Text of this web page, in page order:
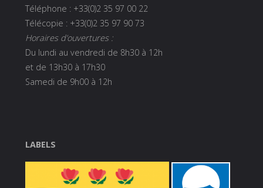
Téléphone : +33(0)2 35 97 00 22
Télécopie : +33(0)2 35 97 90 73
Horaires d’ouvertures :
Du lundi au vendredi de 8h30 à 12h
et de 13h30 à 17h30
Samedi de 9h00 à 12h
LABELS